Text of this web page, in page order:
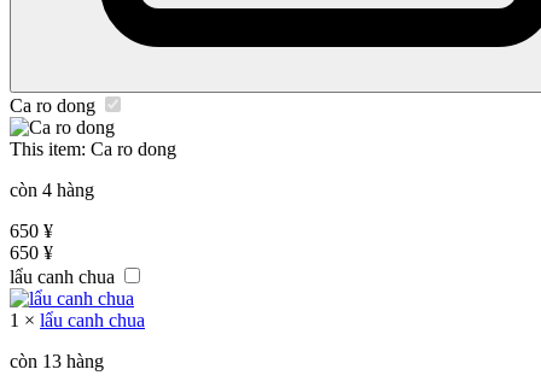
Ca ro dong
This item: Ca ro dong
còn 4 hàng
650 ¥
650 ¥
lẩu canh chua
1 × lẩu canh chua
còn 13 hàng